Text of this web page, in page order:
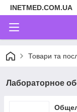
INETMED.COM.UA
Товари та
Лабораторное